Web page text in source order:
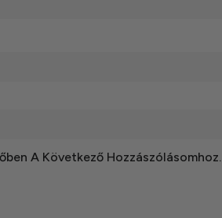
A Következő Hozzászólásomhoz.